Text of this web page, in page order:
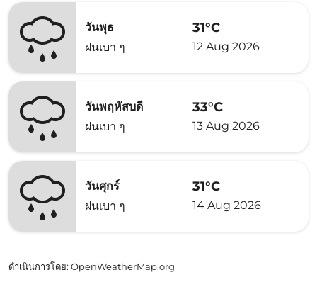
วันพุธ
ฝนเบา ๆ
31°C
12 Aug 2026
วันพฤหัสบดี
ฝนเบา ๆ
33°C
13 Aug 2026
วันศุกร์
ฝนเบา ๆ
31°C
14 Aug 2026
ดำเนินการโดย: OpenWeatherMap.org